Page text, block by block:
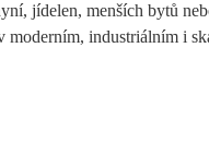
jídelen, menších bytů
moderním, industriálním i